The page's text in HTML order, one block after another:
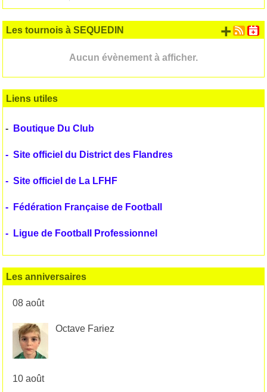
Les tournois à SEQUEDIN
Aucun évènement à afficher.
+
Liens utiles
- Boutique Du Club
- Site officiel du District des Flandres
- Site officiel de La LFHF
- Fédération Française de Football
- Ligue de Football Professionnel
Les anniversaires
08 août
Octave Fariez
10 août